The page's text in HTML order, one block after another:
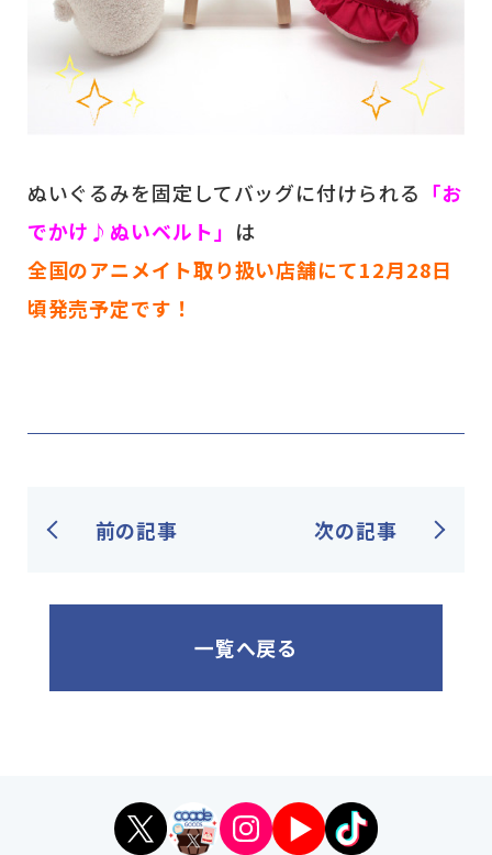
ぬいぐるみを固定してバッグに付けられる 「お
でかけ♪ぬいベルト」 は
全国のアニメイト取り扱い店舗にて12月28日
頃発売予定です！
前の記事
一覧へ戻る
次の記事